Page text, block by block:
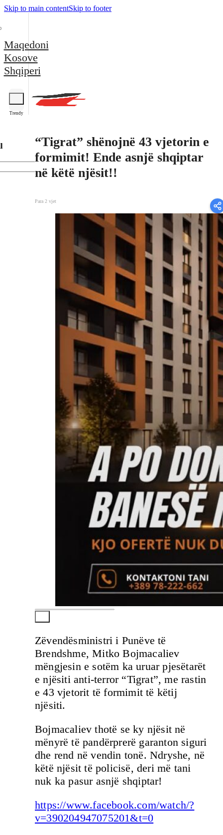
Skip to main contentSkip to footer
Maqedoni
Kosove
Shqiperi
Trendy
“Tigrat” shënojnë 43 vjetorin e
formimit! Ende asnjë shqiptar
në këtë njësit!!
Para 2 vjet
Zëvendësministri i Punëve të
Brendshme, Mitko Bojmacaliev
mëngjesin e sotëm ka uruar pjesëtarët
e njësiti anti-terror “Tigrat”, me rastin
e 43 vjetorit të formimit të këtij
njësiti.
Bojmacaliev thotë se ky njësit në
mënyrë të pandërprerë garanton siguri
dhe rend në vendin tonë. Ndryshe, në
këtë njësit të policisë, deri më tani
nuk ka pasur asnjë shqiptar!
https://www.facebook.com/watch/?
v=390204947075201&t=0